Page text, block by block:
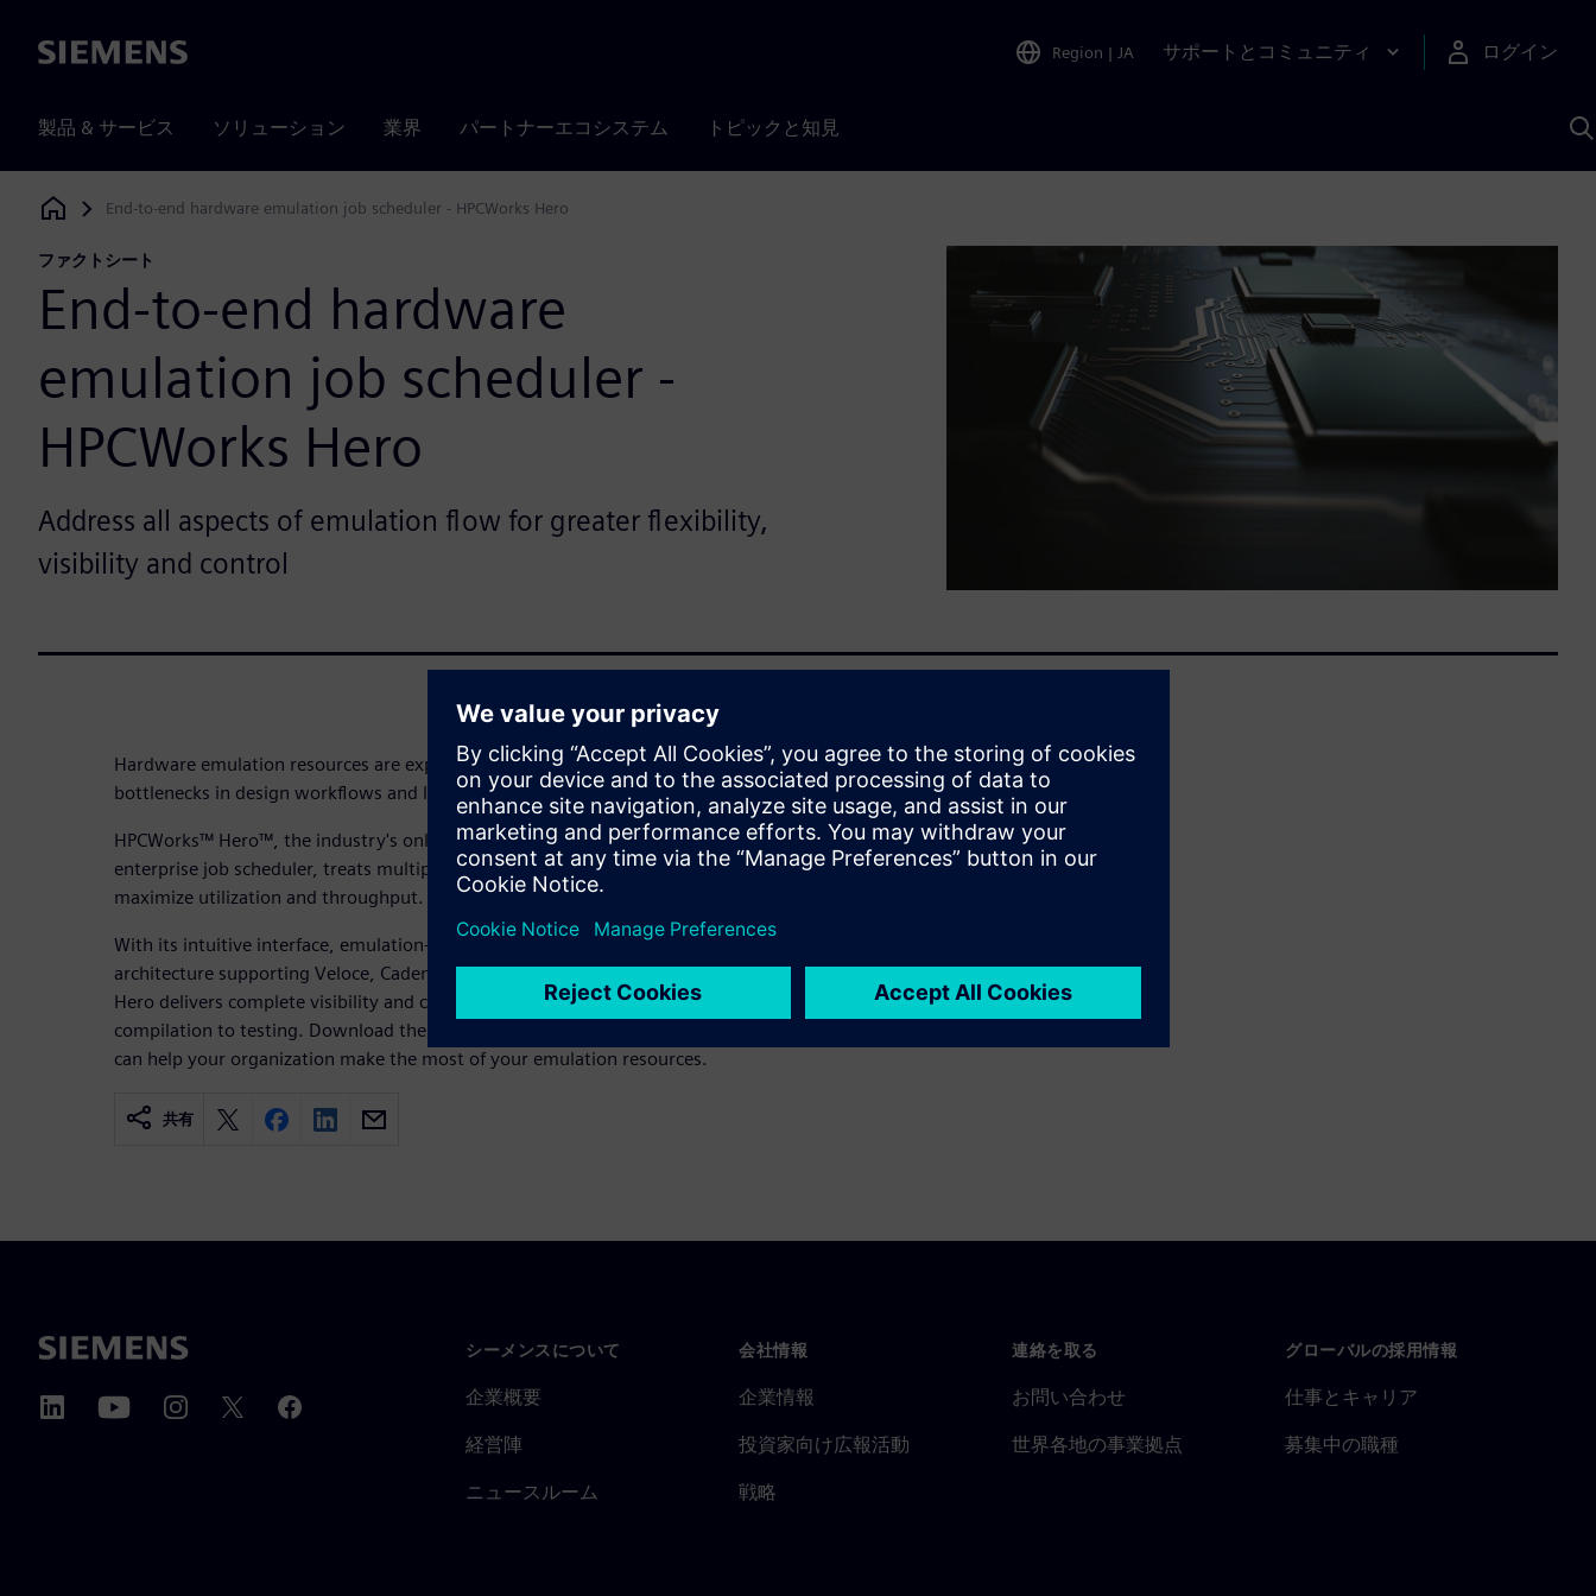
Siemens Region | JA サポートとコミュニティ ログイン
製品 & サービス ソリューション 業界 パートナーエコシステム トピックと知見
Siemens Digital Industries Software
End-to-end hardware emulation job scheduler - HPCWorks Hero
ファクトシート
End-to-end hardware
emulation job scheduler -
HPCWorks Hero
Address all aspects of emulation flow for greater flexibility,
visibility and control
Hardware emulation resources are expensive and often underutilized, creating
bottlenecks in design workflows and limiting visibility into job performance.
HPCWorks™ Hero™, the industry's only end-to-end hardware emulation
enterprise job scheduler, treats multiple emulators as shared resources to
maximize utilization and throughput.
With its intuitive interface, emulation-specific metrics and vendor-independent
architecture supporting Veloce, Cadence and Synopsys platforms, HPCWorks
Hero delivers complete visibility and control while accelerating workflows from
compilation to testing. Download the fact sheet to learn how HPCWorks Hero
can help your organization make the most of your emulation resources.
共有
シーメンスについて
企業概要
経営陣
ニュースルーム
会社情報
企業情報
投資家向け広報活動
戦略
連絡を取る
お問い合わせ
世界各地の事業拠点
グローバルの採用情報
仕事とキャリア
募集中の職種